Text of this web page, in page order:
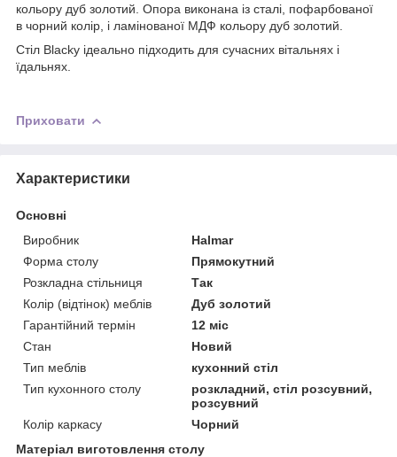
кольору дуб золотий. Опора виконана із сталі, пофарбованої
в чорний колір, і ламінованої МДФ кольору дуб золотий.
Стіл Blacky ідеально підходить для сучасних вітальнях і
їдальнях.
Приховати
Характеристики
Основні
Виробник
Halmar
Форма столу
Прямокутний
Розкладна стільниця
Так
Колір (відтінок) меблів
Дуб золотий
Гарантійний термін
12 міс
Стан
Новий
Тип меблів
кухонний стіл
Тип кухонного столу
розкладний, стіл розсувний,
розсувний
Колір каркасу
Чорний
Матеріал виготовлення столу